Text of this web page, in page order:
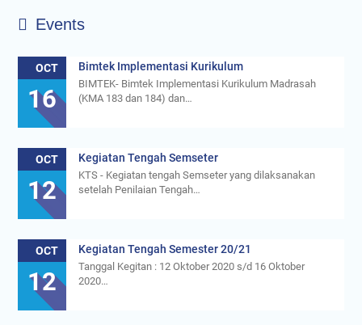
Events
OCT
16
Bimtek Implementasi Kurikulum
BIMTEK- Bimtek Implementasi Kurikulum Madrasah
(KMA 183 dan 184) dan…
OCT
12
Kegiatan Tengah Semseter
KTS - Kegiatan tengah Semseter yang dilaksanakan
setelah Penilaian Tengah…
OCT
12
Kegiatan Tengah Semester 20/21
Tanggal Kegitan : 12 Oktober 2020 s/d 16 Oktober
2020…